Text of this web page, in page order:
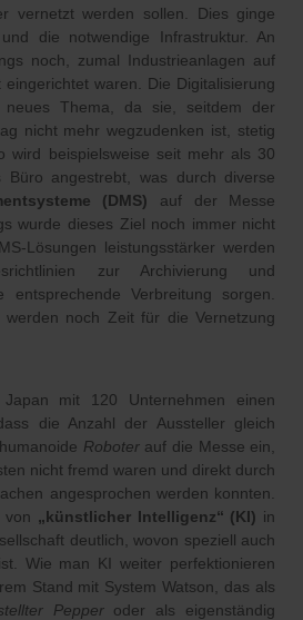
vernetzt werden sollen. Dies ginge
die notwendige Infrastruktur. An
noch, zumal Industrieanlagen auf
waren. Die Digitalisierung
Thema, da sie, seitdem der
nicht mehr wegzudenken ist, stetig
wird beispielsweise seit mehr als 30
Büro angestrebt, was durch diverse
(DMS) auf der Messe
wurde dieses Ziel noch immer nicht
Lösungen leistungsstärker werden
zur Archivierung und
entsprechende Verbreitung sorgen.
werden noch Zeit für die Vernetzung
mit 120 Unternehmen einen
die Anzahl der Aussteller gleich
Roboterauf die Messe ein,
nicht fremd waren und direkt durch
angesprochen werden konnten.
von „künstlicher Intelligenz“ (KI) in
deutlich, wovon speziell auch
Wie man KI weiter perfektionieren
Stand mit System Watson, das als
Pepperoder als eigenständig